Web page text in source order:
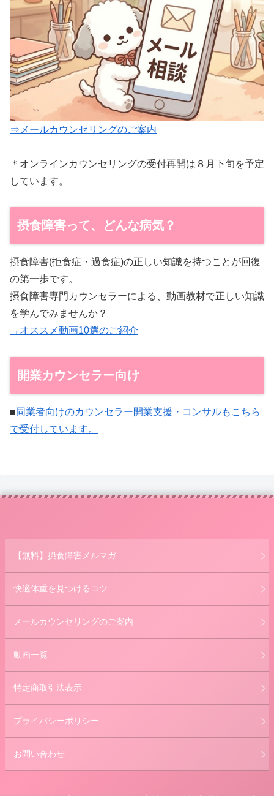
⇒メールカウンセリングのご案内
＊オンラインカウンセリングの受付再開は８月下旬を予定
しています。
摂食障害って、どんな病気？
摂食障害(拒食症・過食症)の正しい知識を持つことが回復
の第一歩です。
摂食障害専門カウンセラーによる、動画教材で正しい知識
を学んでみませんか？
→オススメ動画10選のご紹介
開業カウンセラー向け
■同業者向けのカウンセラー開業支援・コンサルもこちら
で受付しています。
【無料】摂食障害メルマガ
快適体重を見つけるコツ
メールカウンセリングのご案内
動画一覧
特定商取引法表示
プライバシーポリシー
お問い合わせ